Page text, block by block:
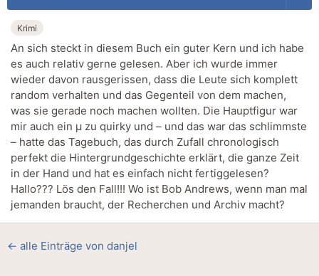
Krimi
An sich steckt in diesem Buch ein guter Kern und ich habe
es auch relativ gerne gelesen. Aber ich wurde immer
wieder davon rausgerissen, dass die Leute sich komplett
random verhalten und das Gegenteil von dem machen,
was sie gerade noch machen wollten. Die Hauptfigur war
mir auch ein µ zu quirky und – und das war das schlimmste
– hatte das Tagebuch, das durch Zufall chronologisch
perfekt die Hintergrundgeschichte erklärt, die ganze Zeit
in der Hand und hat es einfach nicht fertiggelesen?
Hallo??? Lös den Fall!!! Wo ist Bob Andrews, wenn man mal
jemanden braucht, der Recherchen und Archiv macht?
← alle Einträge von danjel